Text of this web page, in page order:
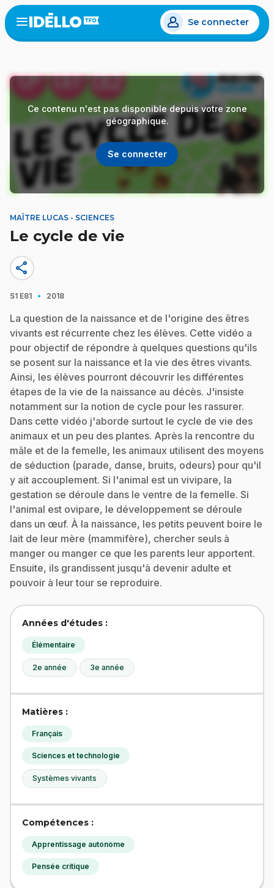
Aller
au
contenu
Open
menu
Se connecter
Ce contenu n'est pas disponible depuis votre zone
géographique.
Se connecter
MAÎTRE LUCAS - SCIENCES
Le cycle de vie
share
S1 E81 · 2018
La question de la naissance et de l'origine des êtres
vivants est récurrente chez les élèves. Cette vidéo a
pour objectif de répondre à quelques questions qu'ils
se posent sur la naissance et la vie des êtres vivants.
Ainsi, les élèves pourront découvrir les différentes
étapes de la vie de la naissance au décès. J'insiste
notamment sur la notion de cycle pour les rassurer.
Dans cette vidéo j'aborde surtout le cycle de vie des
animaux et un peu des plantes. Après la rencontre du
mâle et de la femelle, les animaux utilisent des moyens
de séduction (parade, danse, bruits, odeurs) pour qu'il
y ait accouplement. Si l'animal est un vivipare, la
gestation se déroule dans le ventre de la femelle. Si
l'animal est ovipare, le développement se déroule
dans un œuf. À la naissance, les petits peuvent boire le
lait de leur mère (mammifère), chercher seuls à
manger ou manger ce que les parents leur apportent.
Ensuite, ils grandissent jusqu'à devenir adulte et
pouvoir à leur tour se reproduire.
Années d'études :
Élémentaire
2e année 3e année
Matières :
Français
Sciences et technologie
Systèmes vivants
Compétences :
Apprentissage autonome
Pensée critique